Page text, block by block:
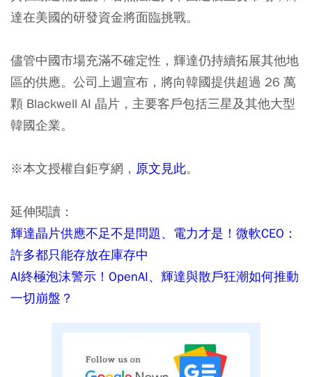
達在美國的研發資金將面臨挑戰。
儘管中國市場充滿不確定性，輝達仍持續拓展其他地
區的供應。公司上週宣布，將向韓國提供超過 26 萬
顆 Blackwell AI 晶片，主要客戶包括三星及其他大型
韓國企業。
※本文授權自鉅亨網， 原文見此。
延伸閱讀：
輝達晶片供應不足不是問題、電力才是！微軟CEO：
許多都只能存放在庫存中
AI終極泡沫警示！OpenAI、輝達與散戶狂潮如何推動
一切崩盤？